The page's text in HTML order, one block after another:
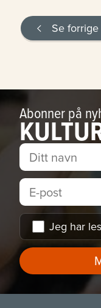
Se forrige
Abonner på
Jeg har